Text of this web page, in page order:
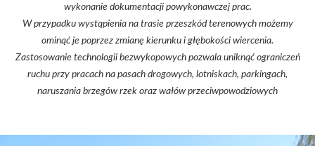
wykonanie dokumentacji powykonawczej prac.
W przypadku wystąpienia na trasie przeszkód terenowych możemy
ominąć je poprzez zmianę kierunku i głębokości wiercenia.
Zastosowanie technologii bezwykopowych pozwala uniknąć ograniczeń
ruchu przy pracach na pasach drogowych, lotniskach, parkingach,
naruszania brzegów rzek oraz wałów przeciwpowodziowych